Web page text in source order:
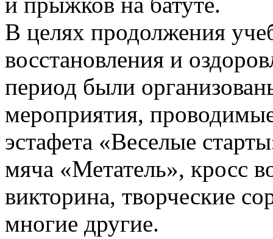
В целях продолжения
восстановления и
период были
мероприятия,
эстафета «Веселые
мяча «Метатель», кросс
викторина, творческие
многие другие.